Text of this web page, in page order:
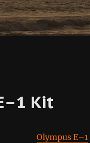
Kit
Olympus E–1